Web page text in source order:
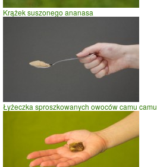
Krążek suszonego ananasa
Łyżeczka sproszkowanych owoców camu camu